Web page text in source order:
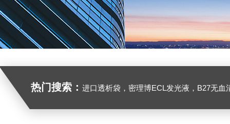
热门搜索： 进口透析袋，密理博ECL发光液，B27无血清培养基，N2培养基，紫外酶标板，Gibco胶原酶，